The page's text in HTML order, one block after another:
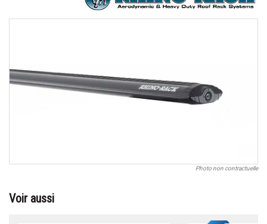
Photo non contractuelle
Voir aussi